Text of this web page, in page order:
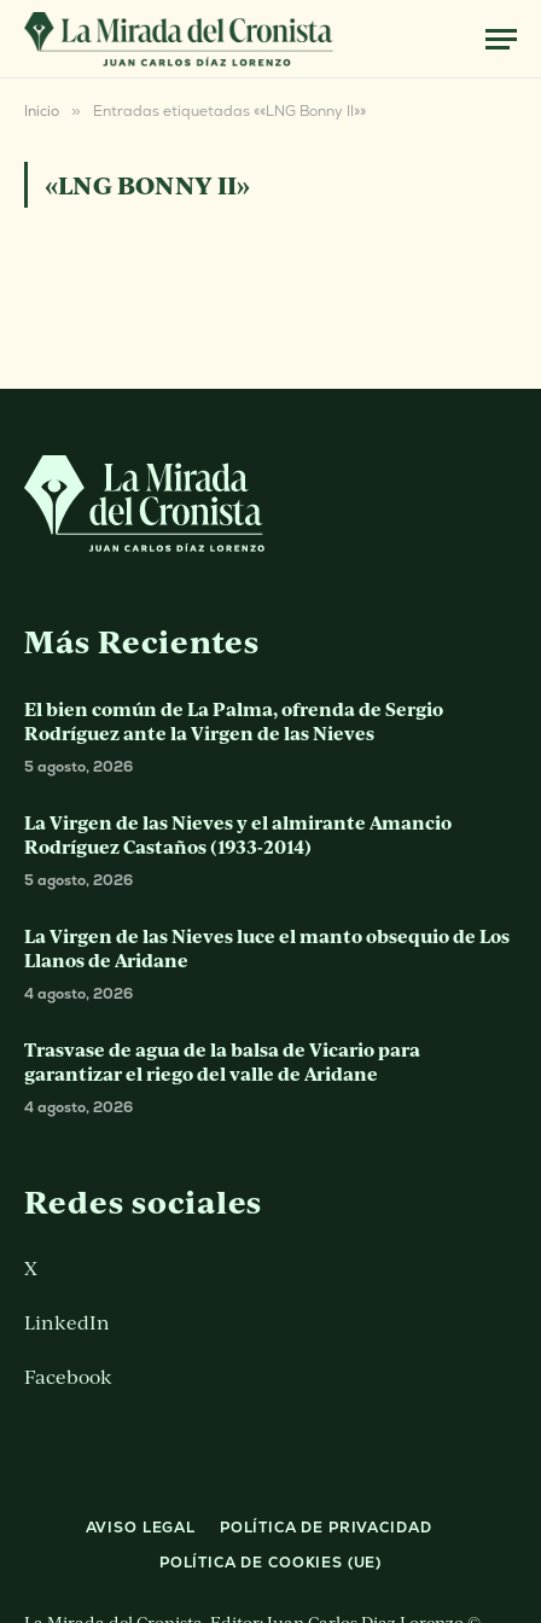
Inicio » Entradas etiquetadas ««LNG Bonny II»»
«LNG BONNY II»
Más Recientes
El bien común de La Palma, ofrenda de Sergio
Rodríguez ante la Virgen de las Nieves
5 agosto, 2026
La Virgen de las Nieves y el almirante Amancio
Rodríguez Castaños (1933-2014)
5 agosto, 2026
La Virgen de las Nieves luce el manto obsequio de Los
Llanos de Aridane
4 agosto, 2026
Trasvase de agua de la balsa de Vicario para
garantizar el riego del valle de Aridane
4 agosto, 2026
Redes sociales
X
LinkedIn
Facebook
AVISO LEGAL
POLÍTICA DE PRIVACIDAD
POLÍTICA DE COOKIES (UE)